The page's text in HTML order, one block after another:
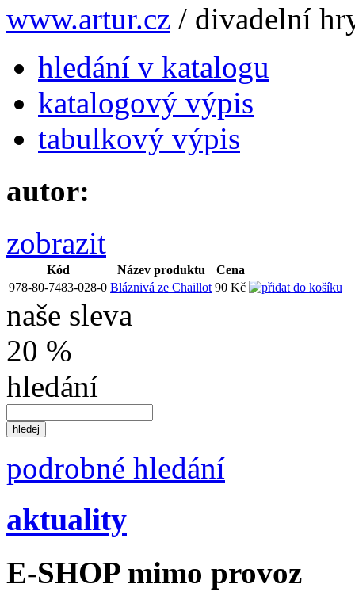
www.artur.cz / divadelní
hledání v katalogu
katalogový výpis
tabulkový výpis
autor:
zobrazit
Kód Název produktu
Cena
978-80-7483-028-0 Bláznivá ze Chaillot 90 Kč
naše sleva
20 %
hledání
podrobné hledání
aktuality
E-SHOP mimo provoz